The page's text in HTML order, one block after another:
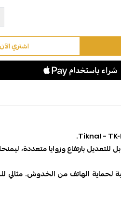
اشتري الآن
للتعديل بارتفاع وزوايا متعددة،
الهاتف من الخدوش. مثالي